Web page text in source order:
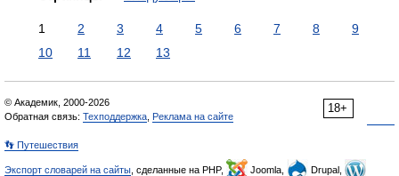
1 2 3 4 5 6 7 8
9
10
11 12 13
18+
© Академик, 2000-2026
Обратная связь: Техподдержка Реклама на сайте
👣 Путешествия
Экспорт словарей на сайты , сделанные на PHP, Joomla,
Drupal,